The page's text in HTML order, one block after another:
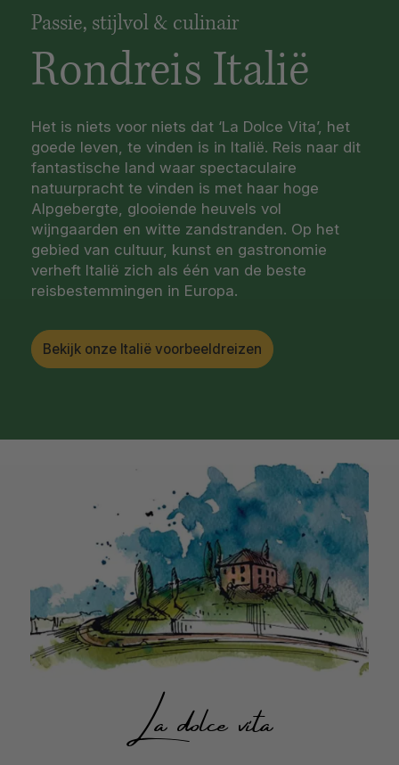
Passie, stijlvol & culinair
Rondreis Italië
Het is niets voor niets dat ‘La Dolce Vita’, het
goede leven, te vinden is in Italië. Reis naar dit
fantastische land waar spectaculaire
natuurpracht te vinden is met haar hoge
Alpgebergte, glooiende heuvels vol
wijngaarden en witte zandstranden. Op het
gebied van cultuur, kunst en gastronomie
verheft Italië zich als één van de beste
reisbestemmingen in Europa.
Bekijk onze Italië voorbeeldreizen
La dolce vita